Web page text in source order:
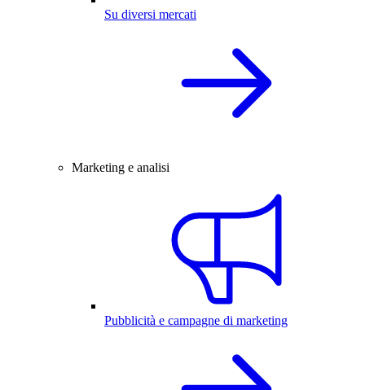
Su diversi mercati
Marketing e analisi
Pubblicità e campagne di marketing